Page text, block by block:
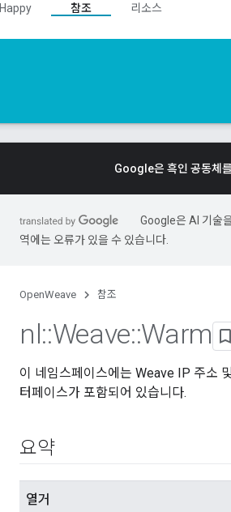
Happy 참조
리소스
Google은 흑인 공동체
Google은 AI 기술
역에는 오류가 있을 수 있습니다.
OpenWeave 참조
nl::Weave::Warm
이 네임스페이스에는 Weave IP 주소
터페이스가 포함되어 있습니다.
요약
열거